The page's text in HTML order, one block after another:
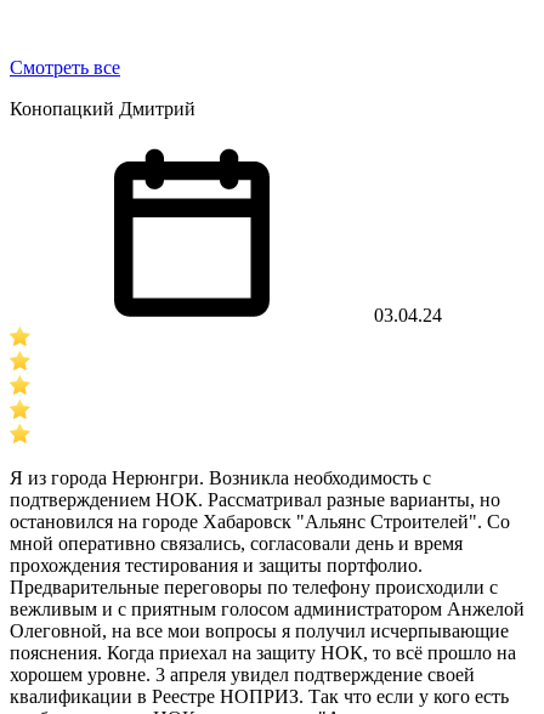
Смотреть все
Конопацкий Дмитрий
03.04.24
Я из города Нерюнгри. Возникла необходимость с
подтверждением НОК. Рассматривал разные варианты, но
остановился на городе Хабаровск "Альянс Строителей". Со
мной оперативно связались, согласовали день и время
прохождения тестирования и защиты портфолио.
Предварительные переговоры по телефону происходили с
вежливым и с приятным голосом администратором Анжелой
Олеговной, на все мои вопросы я получил исчерпывающие
пояснения. Когда приехал на защиту НОК, то всё прошло на
хорошем уровне. 3 апреля увидел подтверждение своей
квалификации в Реестре НОПРИЗ. Так что если у кого есть